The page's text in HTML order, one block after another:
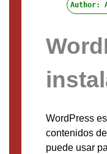
Author:
WordPress
contenidos
puede usar